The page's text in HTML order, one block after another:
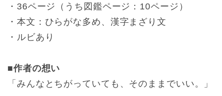
・36ページ（うち図鑑ページ：10ページ）
・本文：ひらがな多め、漢字まざり文
・ルビあり
■作者の想い
「みんなとちがっていても、そのままでいい。」